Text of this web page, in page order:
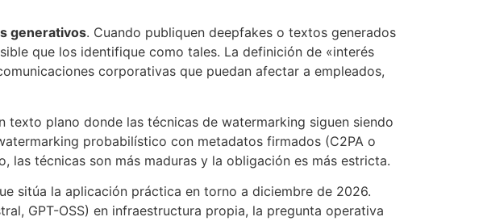
generativos. Cuando publiquen deepfakes o textos generados
que los identifique como tales. La definición de «interés
corporativas que puedan afectar a empleados,
plano donde las técnicas de watermarking siguen siendo
probabilístico con metadatos firmados (C2PA o
técnicas son más maduras y la obligación es más estricta.
sitúa la aplicación práctica en torno a diciembre de 2026.
GPT-OSS) en infraestructura propia, la pregunta operativa